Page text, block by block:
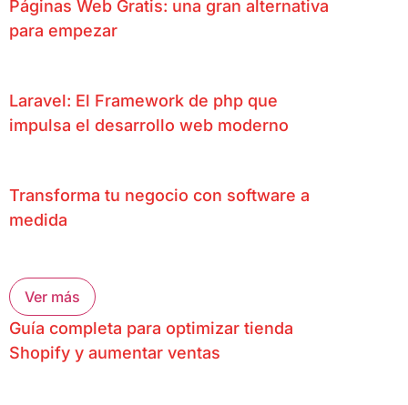
Páginas Web Gratis: una gran alternativa
para empezar
Laravel: El Framework de php que
impulsa el desarrollo web moderno
Transforma tu negocio con software a
medida
Ver más
Guía completa para optimizar tienda
Shopify y aumentar ventas